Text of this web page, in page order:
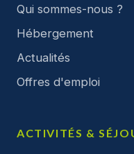
Qui sommes-nous ?
Hébergement
Actualités
Offres d'emploi
ACTIVITÉS &